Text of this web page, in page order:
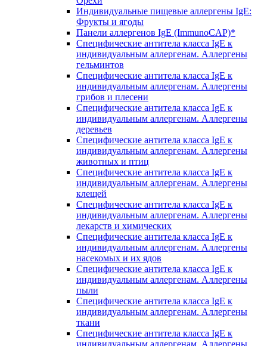
Индивидуальные пищевые аллергены IgE:
Фрукты и ягоды
Панели аллергенов IgE (ImmunoCAP)*
Специфические антитела класса IgE к
индивидуальным аллергенам. Аллергены
гельминтов
Специфические антитела класса IgE к
индивидуальным аллергенам. Аллергены
грибов и плесени
Специфические антитела класса IgE к
индивидуальным аллергенам. Аллергены
деревьев
Специфические антитела класса IgE к
индивидуальным аллергенам. Аллергены
животных и птиц
Специфические антитела класса IgE к
индивидуальным аллергенам. Аллергены
клещей
Специфические антитела класса IgE к
индивидуальным аллергенам. Аллергены
лекарств и химических
Специфические антитела класса IgE к
индивидуальным аллергенам. Аллергены
насекомых и их ядов
Специфические антитела класса IgE к
индивидуальным аллергенам. Аллергены
пыли
Специфические антитела класса IgE к
индивидуальным аллергенам. Аллергены
ткани
Специфические антитела класса IgE к
индивидуальным аллергенам. Аллергены